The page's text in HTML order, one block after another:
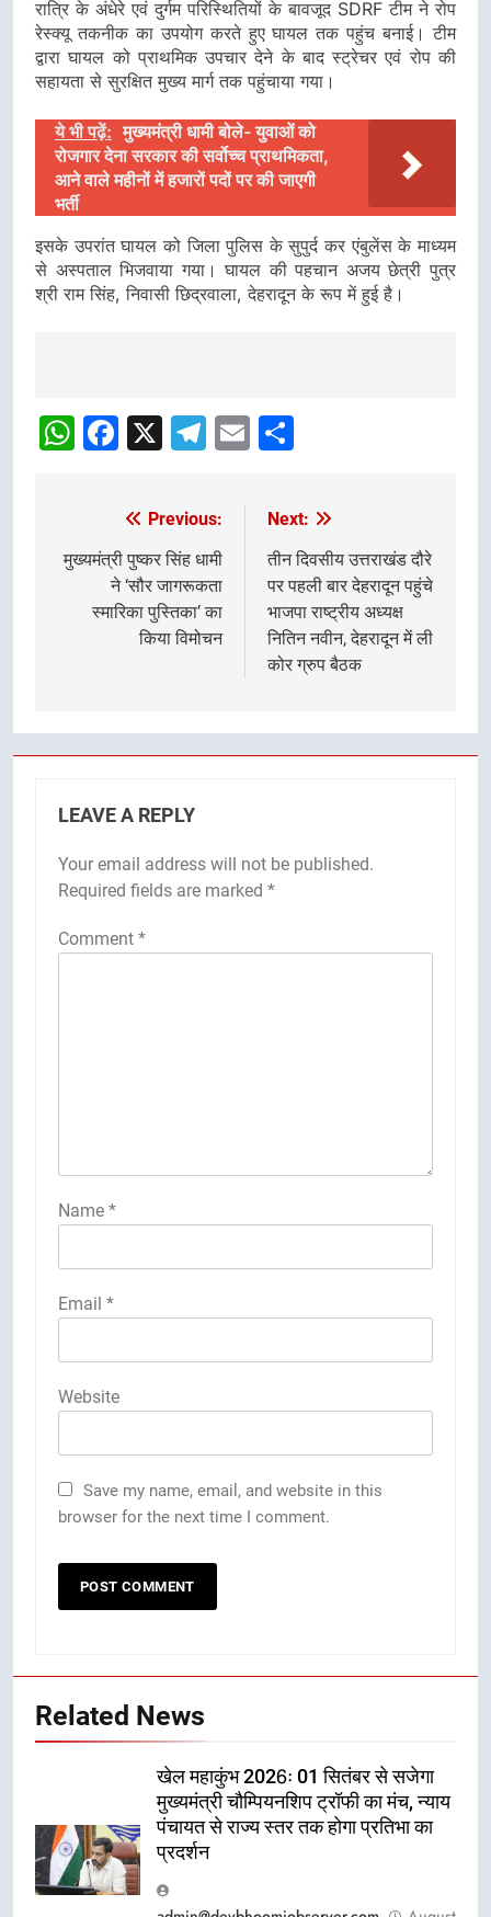
रात्रि के अंधेरे एवं दुर्गम परिस्थितियों के बावजूद SDRF टीम ने रोप
रेस्क्यू तकनीक का उपयोग करते हुए घायल तक पहुंच बनाई। टीम
द्वारा घायल को प्राथमिक उपचार देने के बाद स्ट्रेचर एवं रोप की
सहायता से सुरक्षित मुख्य मार्ग तक पहुंचाया गया।
ये भी पढ़ें: मुख्यमंत्री धामी बोले- युवाओं को
रोजगार देना सरकार की सर्वोच्च प्राथमिकता,
आने वाले महीनों में हजारों पदों पर की जाएगी
भर्ती
इसके उपरांत घायल को जिला पुलिस के सुपुर्द कर एंबुलेंस के माध्यम
से अस्पताल भिजवाया गया। घायल की पहचान अजय छेत्री पुत्र
श्री राम सिंह, निवासी छिद्रवाला, देहरादून के रूप में हुई है।
navigation
WhatsApp
Facebook
X Telegram
Email
navigation
Previous:
मुख्यमंत्री पुष्कर सिंह धामी
ने ‘सौर जागरूकता
स्मारिका पुस्तिका’ का
किया विमोचन
Next:
तीन दिवसीय उत्तराखंड दौरे
पर पहली बार देहरादून पहुंचे
भाजपा राष्ट्रीय अध्यक्ष
नितिन नवीन, देहरादून में ली
कोर ग्रुप बैठक
LEAVE A REPLY
Your email address will not be published.
Required fields are marked *
Comment *
Name *
Email *
Website
Save my name, email, and website in this
browser for the next time I comment.
Related News
खेल महाकुंभ 2026ः 01 सितंबर से सजेगा
मुख्यमंत्री चौम्पियनशिप ट्रॉफी का मंच, न्याय
पंचायत से राज्य स्तर तक होगा प्रतिभा का
प्रदर्शन